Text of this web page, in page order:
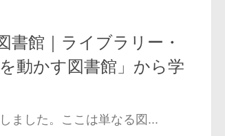
書館｜ライブラリー・
動かす図書館」から学
ました。ここは単なる図...